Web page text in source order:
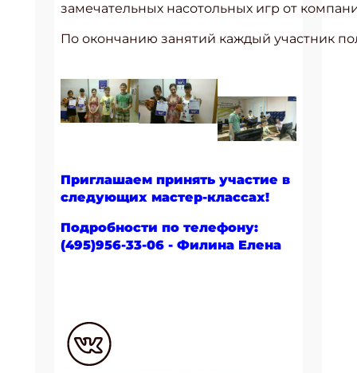
замечательных насотольных игр от
По окончанию занятий каждый участник
Приглашаем принять участие в
следующих мастер-классах!
Подробности по телефону:
(495)956-33-06 - Филина Елена